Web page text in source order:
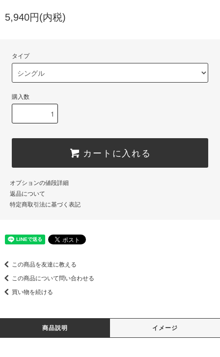
5,940円(内税)
タイプ
購入数
カートに入れる
オプションの値段詳細
返品について
特定商取引法に基づく表記
この商品を友達に教える
この商品について問い合わせる
買い物を続ける
商品説明 イメージ